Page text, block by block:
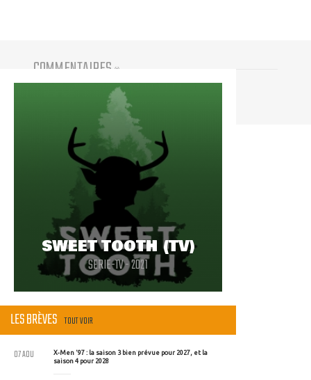
COMMENTAIRES (0)
Vous devez être connecté pour participer
SWEET TOOTH (TV)
SERIE-TV - 2021
LES BRÈVES TOUT VOIR
X-Men '97 : la saison 3 bien prévue pour 2027, et la
saison 4 pour 2028
07 AOU